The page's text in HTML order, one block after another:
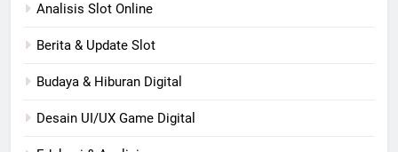
Analisis Slot Online
Berita & Update Slot
Budaya & Hiburan Digital
Desain UI/UX Game Digital